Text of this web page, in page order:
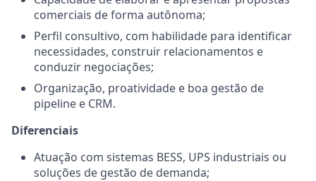
comerciais de forma autônoma;
Perfil consultivo, com habilidade para identificar
necessidades, construir relacionamentos e
conduzir negociações;
Organização, proatividade e boa gestão de
pipeline e CRM.
Diferenciais
Atuação com sistemas BESS, UPS industriais ou
soluções de gestão de demanda;